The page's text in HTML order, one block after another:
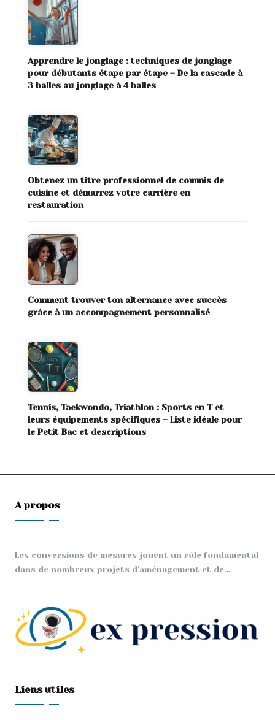
Apprendre le jonglage : techniques de jonglage
pour débutants étape par étape – De la cascade à
3 balles au jonglage à 4 balles
Obtenez un titre professionnel de commis de
cuisine et démarrez votre carrière en
restauration
Comment trouver ton alternance avec succès
grâce à un accompagnement personnalisé
Tennis, Taekwondo, Triathlon : Sports en T et
leurs équipements spécifiques – Liste idéale pour
le Petit Bac et descriptions
A propos
Les conversions de mesures jouent un rôle fondamental
dans de nombreux projets d'aménagement et de…
Liens utiles